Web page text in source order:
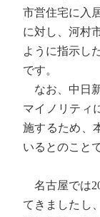
市営住宅に入
に対し、河村
ように指示し
です。
なお、中日
マイノリティ
施するため、
いるとのこと
名古屋では
てきましたし